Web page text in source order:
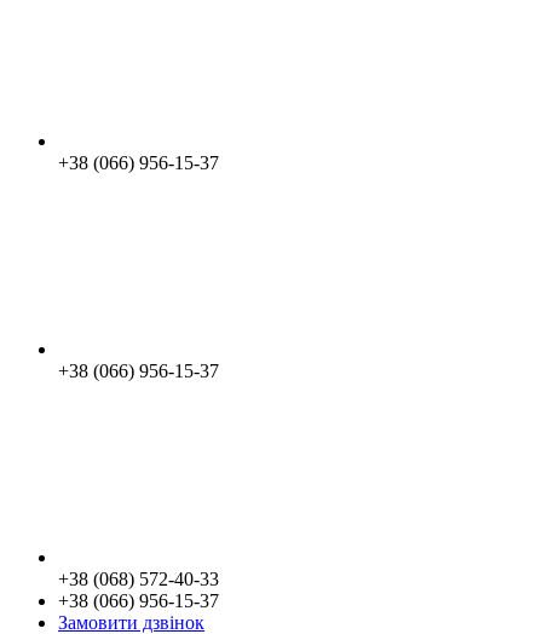
+38 (066) 956-15-37
+38 (066) 956-15-37
+38 (068) 572-40-33
+38 (066) 956-15-37
Замовити дзвінок